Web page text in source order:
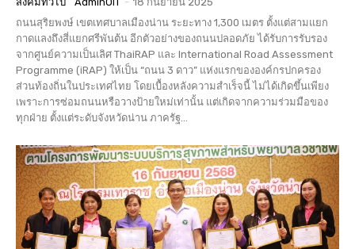
ถนนสุริยพงษ์ เขตเทศบาลเมืองน่าน ระยะทาง 1,300 เมตร ตั้งแต่สามแยก
กาดแลงถึงสี่แยกศรีพันต้น อีกตัวอย่างของถนนปลอดภัย ได้รับการรับรอง
จากศูนย์ความเป็นเลิศ ThaiRAP และ International Road Assessment
Programme (iRAP) ให้เป็น “ถนน 3 ดาว” แห่งแรกขององค์กรปกครอง
ส่วนท้องถิ่นในประเทศไทย โดยเบื้องหลังความสำเร็จนี้ ไม่ได้เกิดขึ้นเพียง
เพราะการซ่อมถนนหรือวางป้ายใหม่เท่านั้น แต่เกิดจากความร่วมมือของ
ทุกฝ่าย ตั้งแต่ระดับจังหวัดน่าน ภาครัฐ...